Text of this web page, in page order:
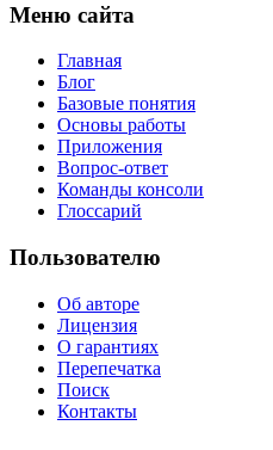
Меню сайта
Главная
Блог
Базовые понятия
Основы работы
Приложения
Вопрос-ответ
Команды консоли
Глоссарий
Пользователю
Об авторе
Лицензия
О гарантиях
Перепечатка
Поиск
Контакты